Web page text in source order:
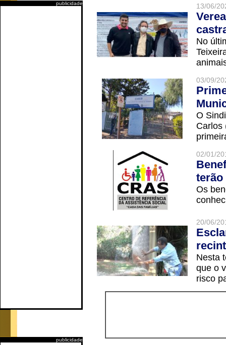
publicidade
publicidade
13/06/
No
03/09/
O
Carlos
02/01/
terão
Os
20/06/
Nesta
que o
risco